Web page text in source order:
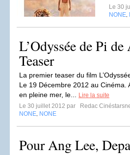
Le 30
NONE
L’Odyssée de Pi
Teaser
La premier teaser du film
Le 19 Décembre 2012 au Cinéma.
en pleine mer, le...
Lire la suite
Le 30 juillet 2012 par
Redac
NONE NONE
Pour Ang Lee,